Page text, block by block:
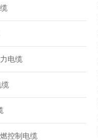
电缆
控制电缆